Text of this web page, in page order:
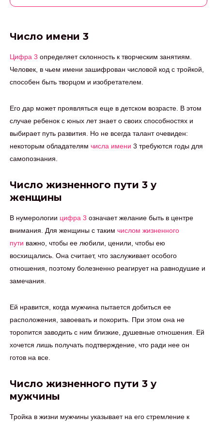
Число имени 3
Цифра 3 определяет склонность к творческим занятиям.
Человек, в чьем имени зашифрован числовой код с тройкой,
способен быть творцом и изобретателем.
Его дар может проявляться еще в детском возрасте. В этом
случае ребенок с юных лет знает о своих способностях и
выбирает путь развития. Но не всегда талант очевиден:
некоторым обладателям числа имени 3 требуются годы для
самопознания.
Число жизненного пути 3 у
женщины
В нумерологии цифра 3 означает желание быть в центре
внимания. Для женщины с таким числом жизненного
пути важно, чтобы ее любили, ценили, чтобы ею
восхищались. Она считает, что заслуживает особого
отношения, поэтому болезненно реагирует на равнодушие и
замечания.
Ей нравится, когда мужчина пытается добиться ее
расположения, завоевать и покорить. При этом она не
торопится заводить с ним близкие, душевные отношения. Ей
хочется лишь получать подтверждение, что ради нее он
готов на все.
Число жизненного пути 3 у
мужчины
Тройка в жизни мужчины указывает на его стремление к